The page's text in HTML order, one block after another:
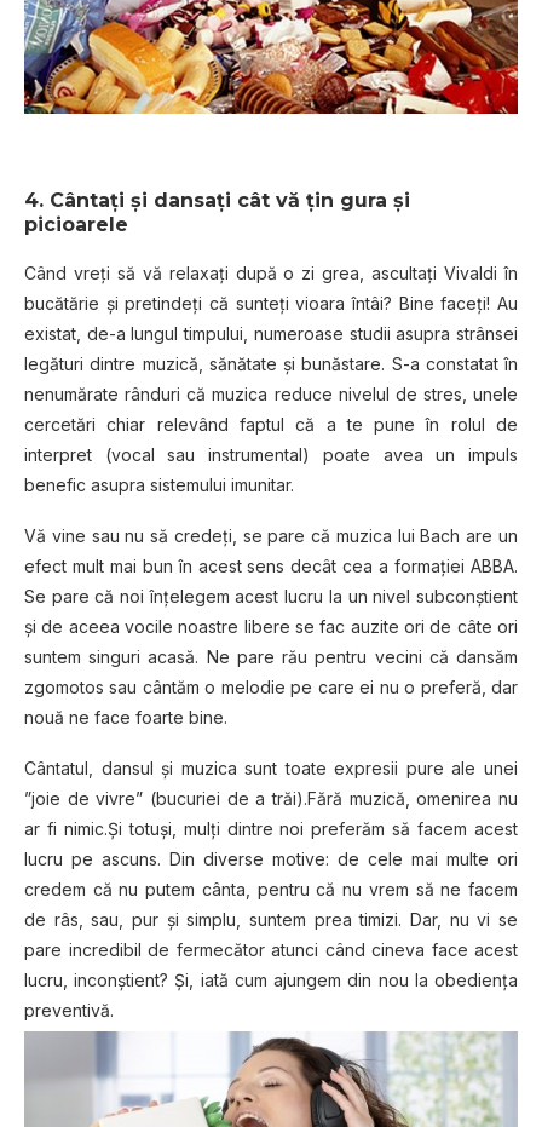
4. Cântați și dansați cât vă țin gura și
picioarele
Când vreți să vă relaxați după o zi grea, ascultați Vivaldi în
bucătărie și pretindeți că sunteți vioara întâi? Bine faceți! Au
existat, de-a lungul timpului, numeroase studii asupra strânsei
legături dintre muzică, sănătate și bunăstare. S-a constatat în
nenumărate rânduri că muzica reduce nivelul de stres, unele
cercetări chiar relevând faptul că a te pune în rolul de
interpret (vocal sau instrumental) poate avea un impuls
benefic asupra sistemului imunitar.
Vă vine sau nu să credeți, se pare că muzica lui Bach are un
efect mult mai bun în acest sens decât cea a formației ABBA.
Se pare că noi înțelegem acest lucru la un nivel subconștient
și de aceea vocile noastre libere se fac auzite ori de câte ori
suntem singuri acasă. Ne pare rău pentru vecini că dansăm
zgomotos sau cântăm o melodie pe care ei nu o preferă, dar
nouă ne face foarte bine.
Cântatul, dansul și muzica sunt toate expresii pure ale unei
”joie de vivre” (bucuriei de a trăi).Fără muzică, omenirea nu
ar fi nimic.Și totuși, mulți dintre noi preferăm să facem acest
lucru pe ascuns. Din diverse motive: de cele mai multe ori
credem că nu putem cânta, pentru că nu vrem să ne facem
de râs, sau, pur și simplu, suntem prea timizi. Dar, nu vi se
pare incredibil de fermecător atunci când cineva face acest
lucru, inconștient? Și, iată cum ajungem din nou la obediența
preventivă.